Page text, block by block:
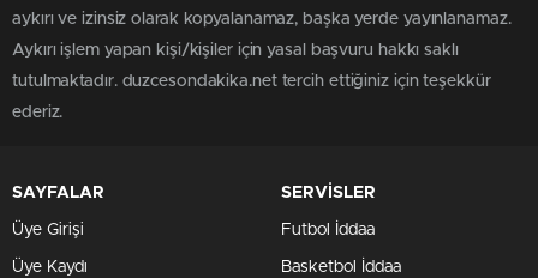
aykırı ve izinsiz olarak kopyalanamaz, başka yerde yayınlanamaz.
Aykırı işlem yapan kişi/kişiler için yasal başvuru hakkı saklı
tutulmaktadır. duzcesondakika.net tercih ettiğiniz için teşekkür
ederiz.
SAYFALAR
Üye Girişi
Üye Kaydı
SERVİSLER
Futbol İddaa
Basketbol İddaa